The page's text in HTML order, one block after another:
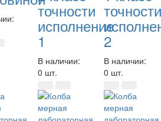
точности
исполнение
1
В наличии:
0 шт.
точности
2
В наличии:
0 шт.